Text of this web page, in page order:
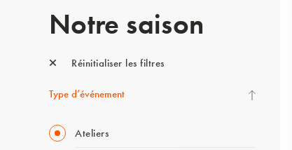
Notre saison
Réinitialiser les filtres
Type d’événement
Ateliers